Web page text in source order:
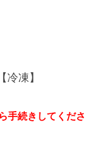
凍】
手続きしてくださ